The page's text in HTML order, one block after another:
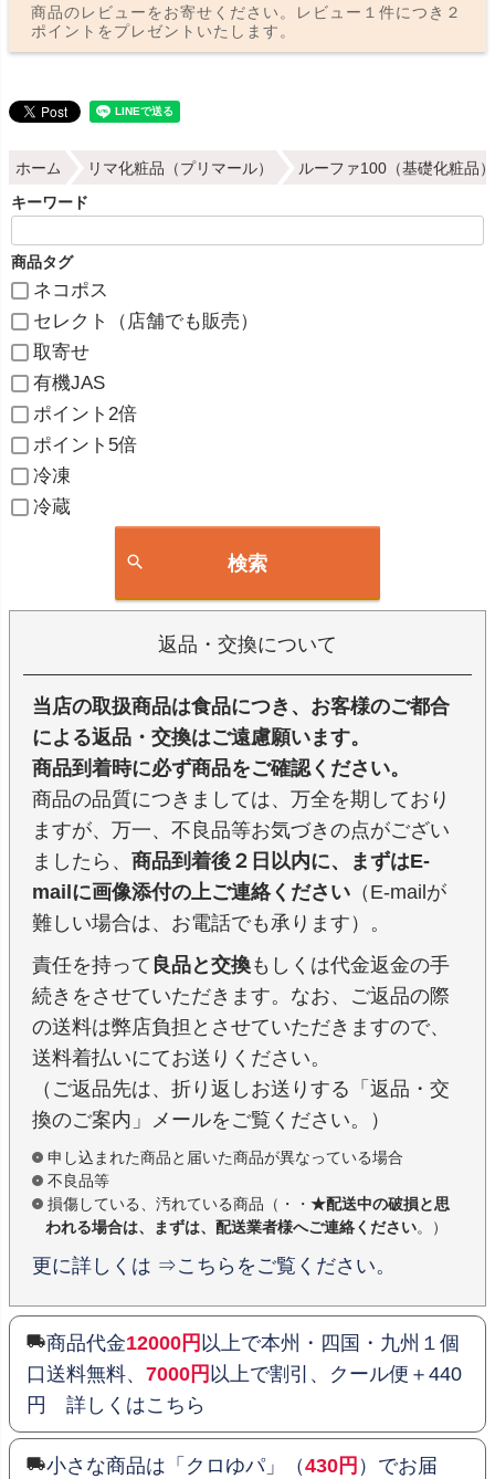
商品のレビューをお寄せください。レビュー１件につき２
ポイントをプレゼントいたします。
ホーム リマ化粧品（プリマール）
ルーファ100（基礎化粧品）
キーワード
商品タグ
ネコポス
セレクト（店舗でも販売）
取寄せ
有機JAS
ポイント2倍
ポイント5倍
冷凍
冷蔵
検索
返品・交換について
当店の取扱商品は食品につき、お客様のご都合
による返品・交換はご遠慮願います。
商品到着時に必ず商品をご確認ください。
商品の品質につきましては、万全を期しており
ますが、万一、不良品等お気づきの点がござい
ましたら、 商品到着後２日以内に、まずはE-
mailに画像添付の上ご連絡ください （E-mailが
難しい場合は、お電話でも承ります）。
責任を持って 良品と交換もしくは代金返金の手
続きをさせていただきます。なお、ご返品の際
の送料は弊店負担とさせていただきますので、
送料着払いにてお送りください。
（ご返品先は、折り返しお送りする「返品・交
換のご案内」メールをご覧ください。）
申し込まれた商品と届いた商品が異なっている場合
不良品等
損傷している、汚れている商品（・・ ★配送中の破損と思
われる場合は、まずは、配送業者様へご連絡ください。）
更に詳しくは ⇒こちらをご覧ください。
商品代金12000円 以上で本州・四国・九州１個
口送料無料、 7000円 以上で割引、クール便＋440
円 詳しくはこちら
小さな商品は「クロゆパ」（430円 ）でお届